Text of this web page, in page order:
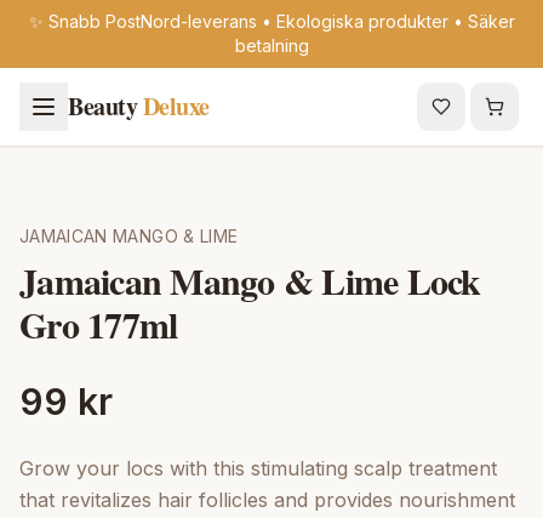
✨ Snabb PostNord-leverans • Ekologiska produkter • Säker
betalning
BeautyDeluxe
JAMAICAN MANGO & LIME
Jamaican Mango & Lime Lock
Gro 177ml
99 kr
Grow your locs with this stimulating scalp treatment
that revitalizes hair follicles and provides nourishment